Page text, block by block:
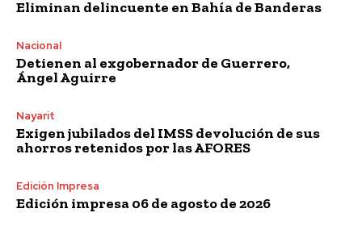
Eliminan delincuente en Bahía de Banderas
Nacional
Detienen al exgobernador de Guerrero,
Ángel Aguirre
Nayarit
Exigen jubilados del IMSS devolución de sus
ahorros retenidos por las AFORES
Edición Impresa
Edición impresa 06 de agosto de 2026